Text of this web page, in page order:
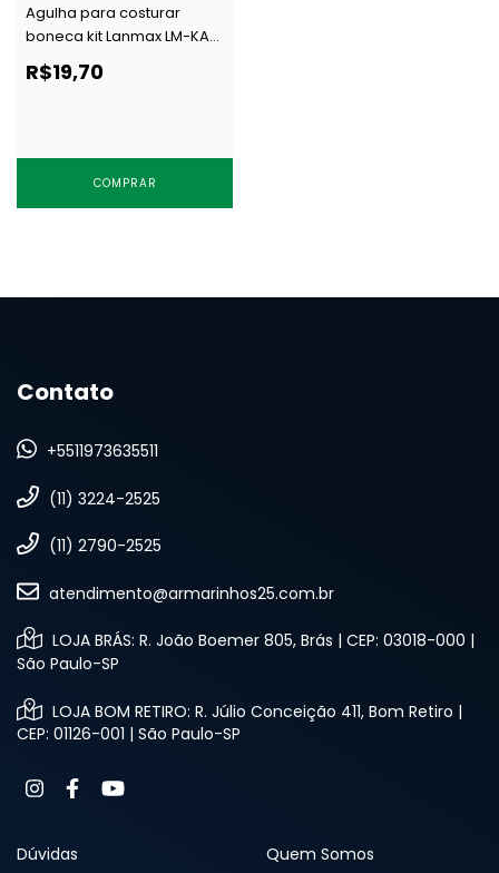
Agulha para costurar
boneca kit Lanmax LM-KAB
c/ 4 un
R$19,70
COMPRAR
Contato
+5511973635511
(11) 3224-2525
(11) 2790-2525
atendimento@armarinhos25.com.br
LOJA BRÁS: R. João Boemer 805, Brás | CEP: 03018-000 |
São Paulo-SP
LOJA BOM RETIRO: R. Júlio Conceição 411, Bom Retiro |
CEP: 01126-001 | São Paulo-SP
Dúvidas Quem Somos